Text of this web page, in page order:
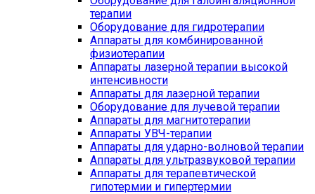
терапии
Оборудование для гидротерапии
Аппараты для комбинированной
физиотерапии
Аппараты лазерной терапии высокой
интенсивности
Аппараты для лазерной терапии
Оборудование для лучевой терапии
Аппараты для магнитотерапии
Аппараты УВЧ-терапии
Аппараты для ударно-волновой терапии
Аппараты для ультразвуковой терапии
Аппараты для терапевтической
гипотермии и гипертермии